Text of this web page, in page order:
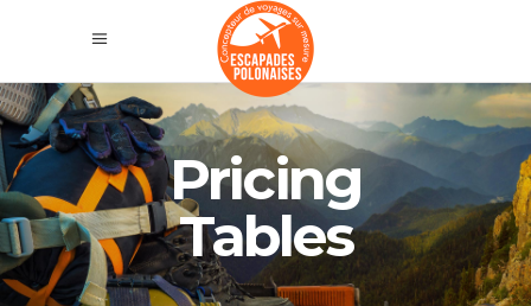
Pricing
Tables